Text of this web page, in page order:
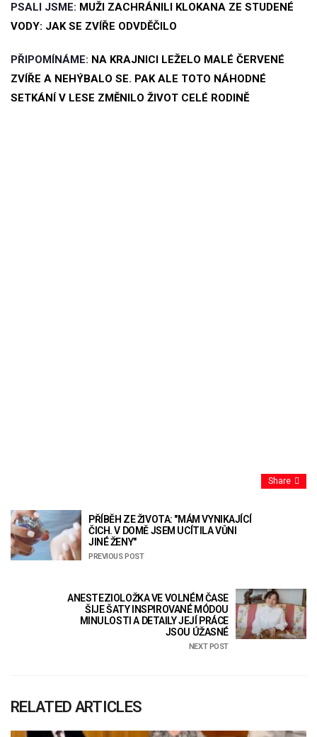
PSALI JSME: MUŽI ZACHRÁNILI KLOKANA ZE STUDENÉ
VODY: JAK SE ZVÍŘE ODVDĚČILO
PŘIPOMÍNÁME: NA KRAJNICI LEŽELO MALÉ ČERVENÉ
ZVÍŘE A NEHÝBALO SE. PAK ALE TOTO NÁHODNÉ
SETKÁNÍ V LESE ZMĚNILO ŽIVOT CELÉ RODINĚ
Share
PŘÍBĚH ZE ŽIVOTA: "MÁM VYNIKAJÍCÍ
ČICH. V DOMĚ JSEM UCÍTILA VŮNI
JINÉ ŽENY"
PREVIOUS POST
ANESTEZIOLOŽKA VE VOLNÉM ČASE
ŠIJE ŠATY INSPIROVANÉ MÓDOU
MINULOSTI A DETAILY JEJÍ PRÁCE
JSOU ÚŽASNÉ
NEXT POST
RELATED ARTICLES